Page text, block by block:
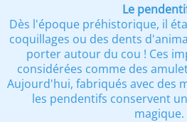
Le
Dès l'époque préhistorique, il
coquillages ou des dents
porter autour du cou ! Ces
considérées comme des
Aujourd'hui, fabriqués avec des
les pendentifs conservent
magique.